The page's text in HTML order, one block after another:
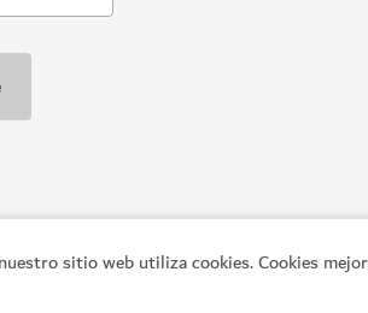
sitio web utiliza cookies. Cookies